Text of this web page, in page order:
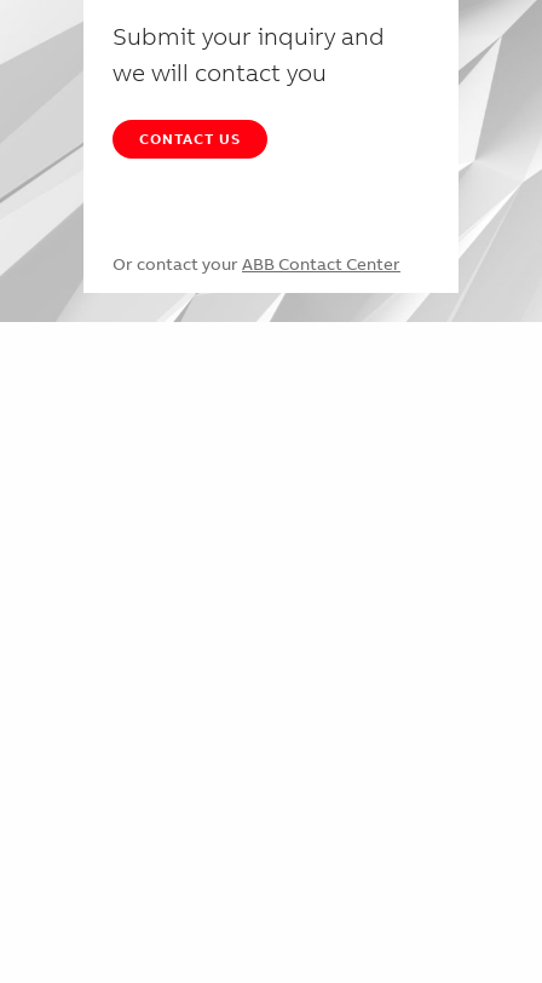
Submit your inquiry and
we will contact you
CONTACT US
Or contact your ABB Contact Center